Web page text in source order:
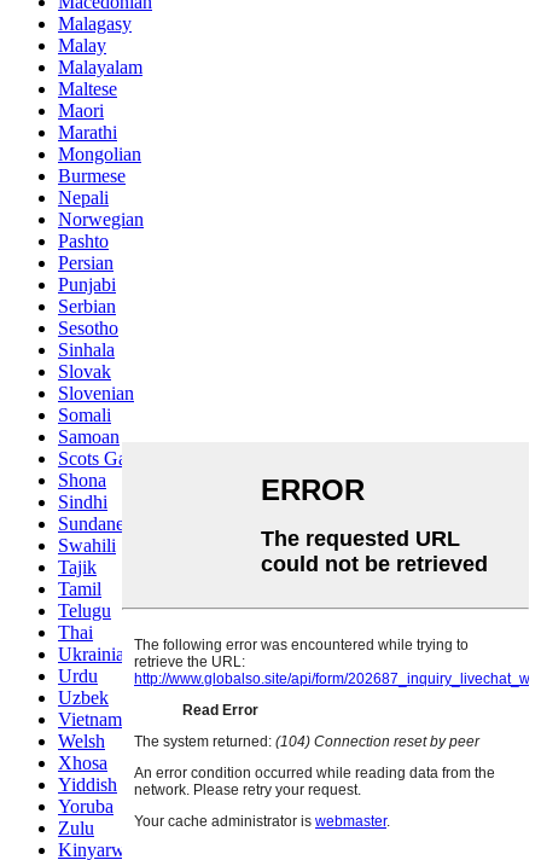
Malagasy
Malay
Malayalam
Maltese
Maori
Marathi
Mongolian
Burmese
Nepali
Norwegian
Pashto
Persian
Punjabi
Serbian
Sesotho
Sinhala
Slovak
Slovenian
Somali
Samoan
Scots Gaelic
Shona
Sindhi
Sundanese
Swahili
Tajik
Tamil
Telugu
Thai
Ukrainian
Urdu
Uzbek
Vietnamese
Welsh
Xhosa
Yiddish
Yoruba
Zulu
Kinyarwanda